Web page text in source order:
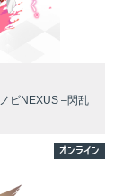
ビNEXUS –閃乱
オンライン